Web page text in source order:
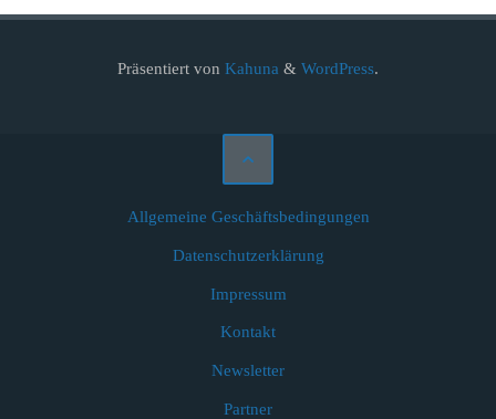
Präsentiert von Kahuna & WordPress.
Allgemeine Geschäftsbedingungen
Datenschutzerklärung
Impressum
Kontakt
Newsletter
Partner